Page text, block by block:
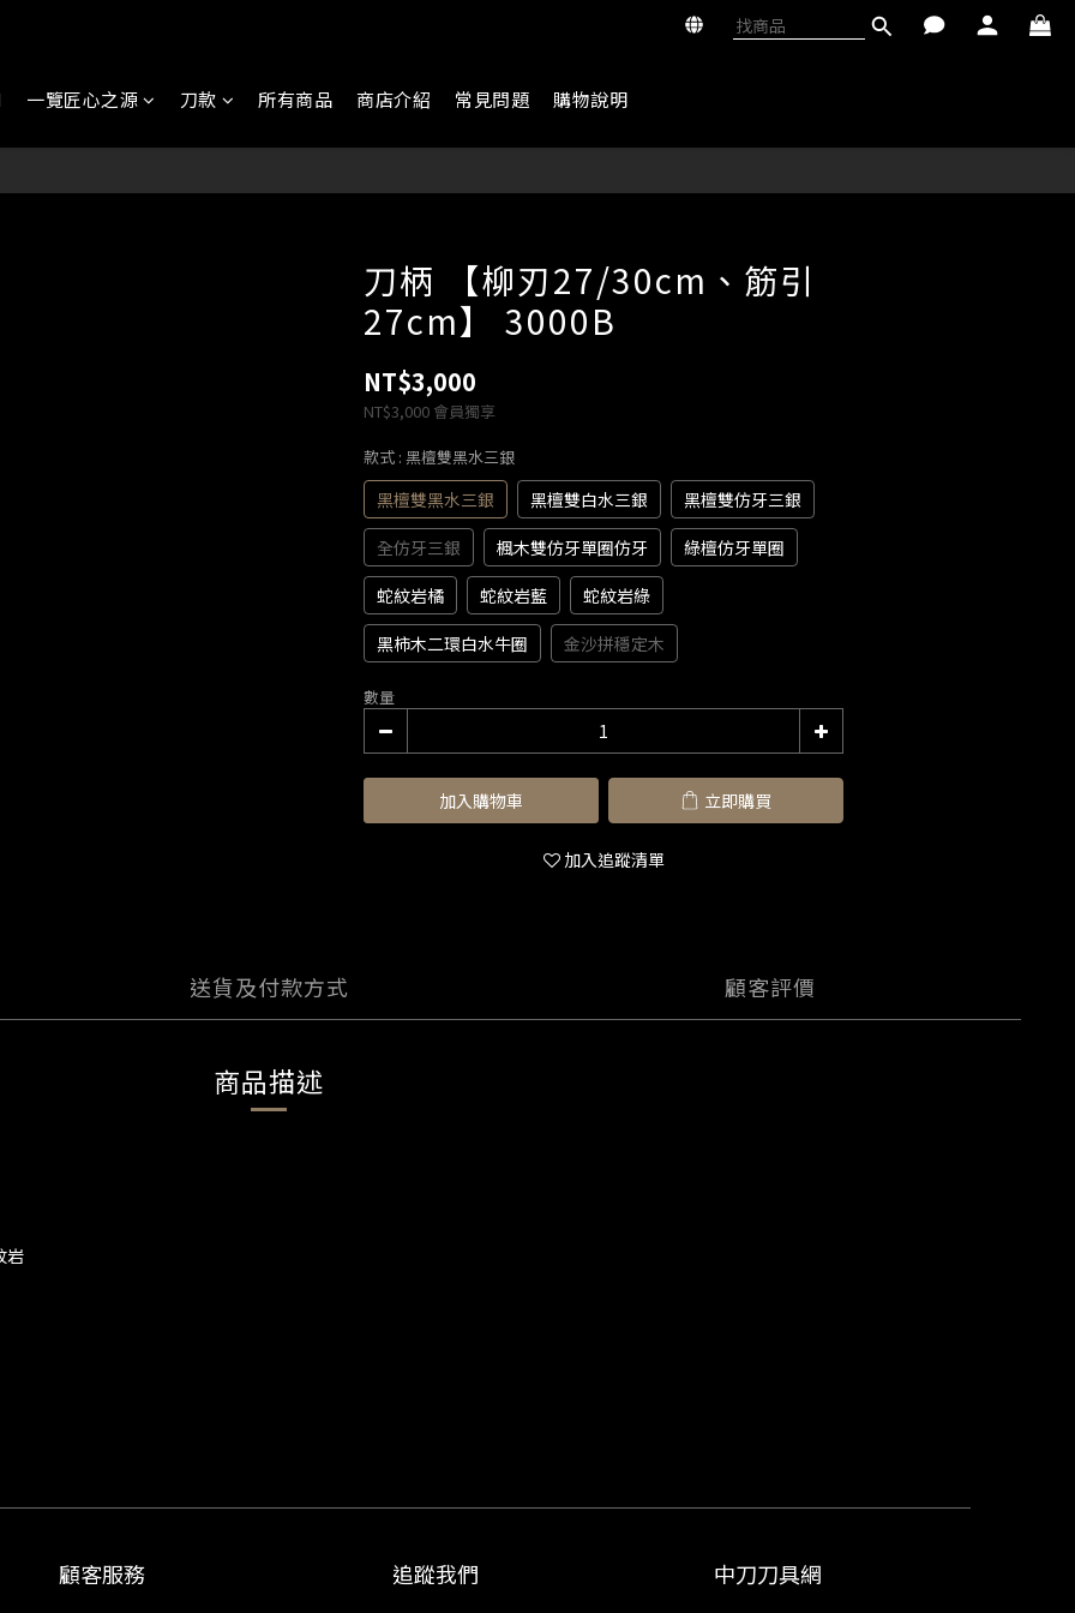
一覽匠心之源 刀款 所有商品 商店介紹 常見問題 購物說明
刀柄 【柳刃27/30cm、筋引
27cm】 3000B
NT$3,000
NT$3,000 會員獨享
款式 : 黑檀雙黑水三銀
黑檀雙黑水三銀 黑檀雙白水三銀
黑檀雙仿牙三銀
全仿牙三銀
楓木雙仿牙單圈仿牙
綠檀仿牙單圈
蛇紋岩橘
蛇紋岩藍
蛇紋岩綠
黑柿木二環白水牛圈
金沙拼穩定木
數量
加入購物車 立即購買
加入追蹤清單
送貨及付款方式 顧客評價
商品描述
岩
立即購買
顧客服務 追蹤我們 中刀刀具網